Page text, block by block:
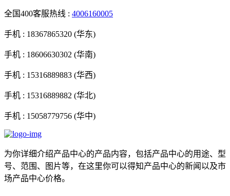
全国400客服热线 : 4006160005
手机 : 18367865320 (华东)
手机 : 18606630302 (华南)
手机 : 15316889883 (华西)
手机 : 15316889882 (华北)
手机 : 15058779756 (华中)
为你详细介绍产品中心的产品内容，包括产品中心的用途、型
号、范围、图片等，在这里你可以得知产品中心的新闻以及市
场产品中心价格。